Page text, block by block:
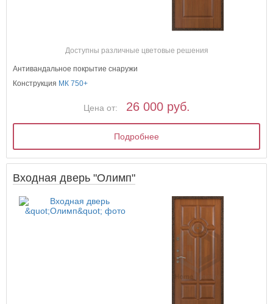
Доступны различные цветовые решения
Антивандальное покрытие снаружи
Конструкция МК 750+
Цена от: 26 000 руб.
Подробнее
Входная дверь "Олимп"